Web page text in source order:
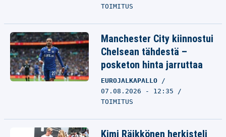
TOIMITUS
Manchester City kiinnostui
Chelsean tähdestä –
posketon hinta jarruttaa
EUROJALKAPALLO
07.08.2026 - 12:35
TOIMITUS
Kimi Räikkönen herkisteli